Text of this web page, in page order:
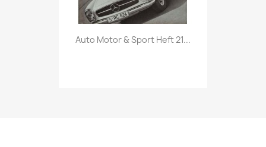
Vorschau
Auto Motor & Sport Heft 21...